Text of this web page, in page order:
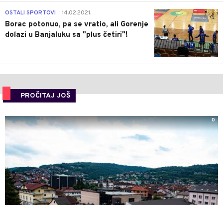
3
OSTALI SPORTOVI 14.02.2021.
Borac potonuo, pa se vratio, ali Gorenje
dolazi u Banjaluku sa "plus četiri"!
PROČITAJ JOŠ
0